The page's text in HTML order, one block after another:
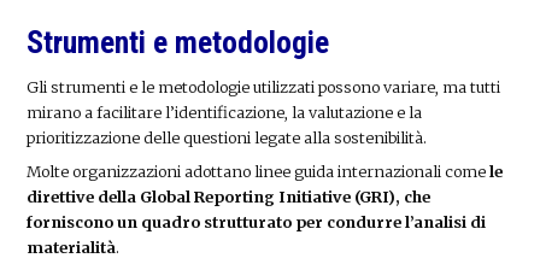
Strumenti e metodologie
Gli strumenti e le metodologie utilizzati possono variare, ma tutti
mirano a facilitare l’identificazione, la valutazione e la
prioritizzazione delle questioni legate alla sostenibilità.
Molte organizzazioni adottano linee guida internazionali comele
direttive della Global Reporting Initiative (GRI), che
forniscono un quadro strutturato per condurre l’analisi di
materialità.